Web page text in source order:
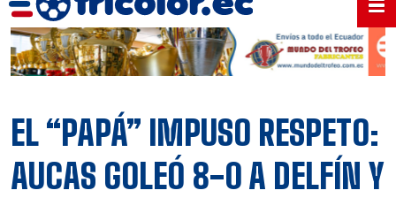
EL “PAPÁ” IMPUSO RESPETO:
AUCAS GOLEÓ 8-0 A DELFÍN Y